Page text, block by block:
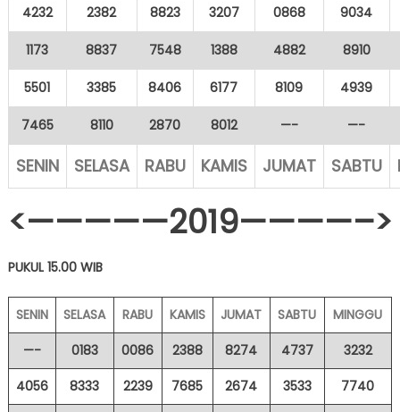
4232 2382 8823 3207 0868 9034
1173 8837 7548 1388 4882 8910
5501 3385 8406 6177 8109 4939
7465 8110 2870 8012 —- —-
SENIN SELASA RABU KAMIS JUMAT SABTU
<—————2019————–>
PUKUL 15.00 WIB
SENIN SELASA RABU KAMIS JUMAT SABTU
MINGGU
—-
0183 0086 2388 8274 4737
3232
4056
8333 2239 7685 2674 3533
7740